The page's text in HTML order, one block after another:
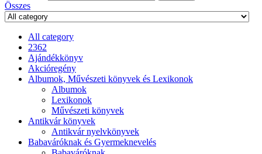
Összes
All category
2362
Ajándékkönyv
Akcióregény
Albumok, Művészeti könyvek és Lexikonok
Albumok
Lexikonok
Művészeti könyvek
Antikvár könyvek
Antikvár nyelvkönyvek
Babaváróknak és Gyermeknevelés